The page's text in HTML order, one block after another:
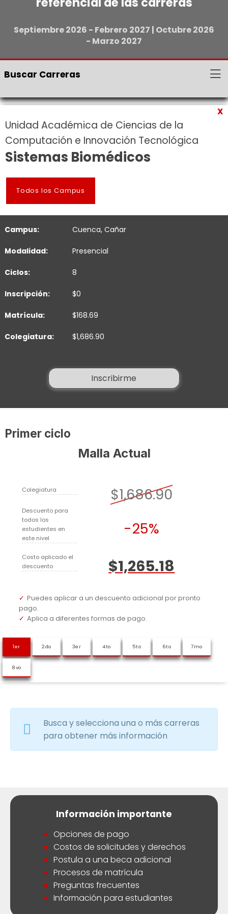
Septiembre 2026 - Febrero 2027 | Octubre 2026
- Marzo 2027
Buscar Carreras
Unidad Académica de Ciencias de la
Computación e Innovación Tecnológica
Sistemas Biomédicos
Todos los Campus
X
Campus: Cuenca, Cañar
Modalidad: Presencial
Ciclos: 8
Inscripción: $0
Matrícula: $168.69
Colegiatura: $1,686.90
Inscribirme
Primer ciclo
Malla Actual
Colegiatura $1,686.90
Descuento para
todos los
estudientes en
este nivel
-25%
Costo aplicado el
descuento
$1,265.18
Puedes aplicar a un descuento adicional por pronto
pago.
Aplica a diferentes formas de pago.
Busca y selecciona una o más carreras
para obtener más información
Información importante
Opciones de pago
Costos de solicitudes y derechos
Postula a una beca adicional
Procesos de matrícula
Preguntas frecuentes
Información para estudiantes